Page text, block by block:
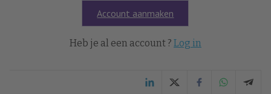
Account aanmaken
Heb je al een account ? Log in